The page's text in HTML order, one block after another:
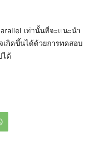
เท่านั้นที่จะแนะนำ
เกิดขึ้นได้ด้วยการทดสอบ
ได้